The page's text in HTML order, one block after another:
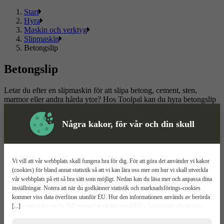
Några kakor, för vår och din skull
[...]
Vi vill att vår webbplats skall fungera bra för dig. För att göra det använder vi kakor
(cookies) för bland annat statistik så att vi kan lära oss mer om hur vi skall utveckla
vår webbplats på ett så bra sätt som möjligt. Nedan kan du läsa mer och anpassa dina
inställningar. Notera att när du godkänner statistik och marknadsförings-cookies
kommer viss data överföras utanför EU. Hur den informationen används av berörda
bolag vet vi inte exakt. Till exempel uppfyller inte USA:s lagstiftning alla de krav
Start
Hyra
Maskin och verktyg
Slipmaskin
Betongslip
Betongslip
Letar du efter en slipmaskin för att slipa betong, cement, sten,
marmor eller andra hårda ytor? Hos Toolpal kan du hyra betongslip
din arbetsplats. Vi erbjuder flexibla uthyrningslösningar – hyr
antingen för en fast period eller välj en öppen hyrestid för projekt
där behovet kan förändras. Skapa konto i vår digitala
uthyrningstjänst idag!
Läs mer Läs mindre
Om ToolPal
Om oss